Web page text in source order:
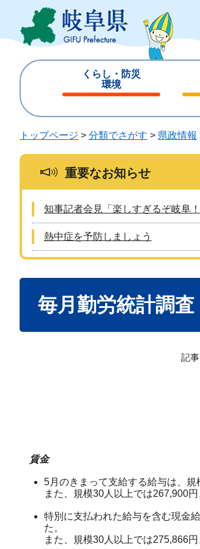
ジ
ュ
くらし・防災
環境
じ
じ
る
トップページ > 分類でさがす > 県政情報
重要なお知らせ
知事記者会見「楽しすぎるぞ岐阜
熱中症を予防しましょう
毎月勤労統計調査
記
賃金
5月のきまって支給する給与は、
また、規模30人以上では267,900
特別に支払われた給与を含む現金
た。
また、規模30人以上では275,866